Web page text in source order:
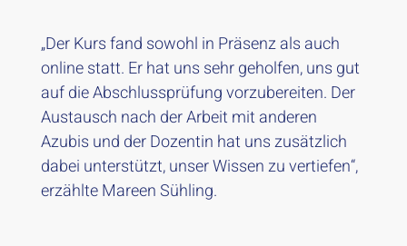
„Der Kurs fand sowohl in Präsenz als auch
online statt. Er hat uns sehr geholfen, uns gut
auf die Abschlussprüfung vorzubereiten. Der
Austausch nach der Arbeit mit anderen
Azubis und der Dozentin hat uns zusätzlich
dabei unterstützt, unser Wissen zu vertiefen“,
erzählte Mareen Sühling.